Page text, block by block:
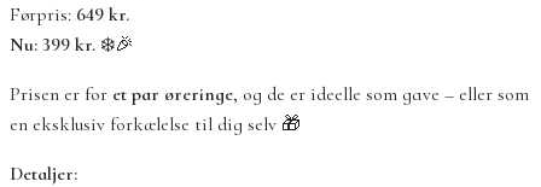
Førpris: 649 kr.
Nu: 399 kr. ❄️🎉
Prisen er for et par øreringe, og de er ideelle som gave – eller som
en eksklusiv forkælelse til dig selv 🎁
Detaljer: